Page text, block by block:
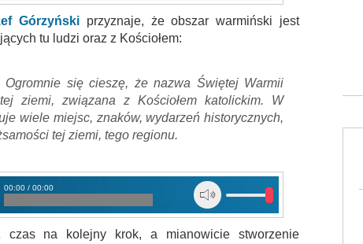
Górzyński przyznaje, że obszar warmiński jest
tu ludzi oraz z Kościołem:
Ogromnie się cieszę, że nazwa Świętej Warmii
ziemi, związana z Kościołem katolickim. W
wiele miejsc, znaków, wydarzeń historycznych,
tej ziemi, tego regionu.
00:00 / 00:00
czas na kolejny krok, a mianowicie stworzenie